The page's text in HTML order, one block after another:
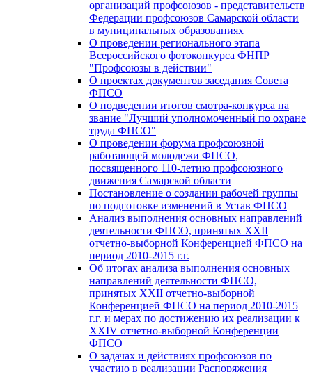
организаций профсоюзов - представительств
Федерации профсоюзов Самарской области
в муниципальных образованиях
О проведении регионального этапа
Всероссийского фотоконкурса ФНПР
"Профсоюзы в действии"
О проектах документов заседания Совета
ФПСО
О подведении итогов смотра-конкурса на
звание "Лучший уполномоченный по охране
труда ФПСО"
О проведении форума профсоюзной
работающей молодежи ФПСО,
посвященного 110-летию профсоюзного
движения Самарской области
Постановление о создании рабочей группы
по подготовке изменений в Устав ФПСО
Анализ выполнения основных направлений
деятельности ФПСО, принятых XXII
отчетно-выборной Конференцией ФПСО на
период 2010-2015 г.г.
Об итогах анализа выполнения основных
направлений деятельности ФПСО,
принятых XXII отчетно-выборной
Конференцией ФПСО на период 2010-2015
г.г. и мерах по достижению их реализации к
XXIV отчетно-выборной Конференции
ФПСО
О задачах и действиях профсоюзов по
участию в реализации Распоряжения